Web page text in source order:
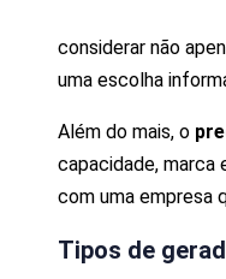
considerar não
uma escolha
Além do mais, o
capacidade,
com uma empresa
Tipos de